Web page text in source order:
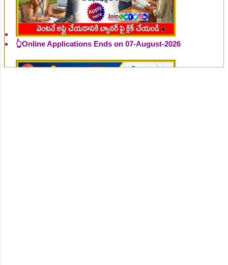
👆Online Applications Ends on 07-August-2026